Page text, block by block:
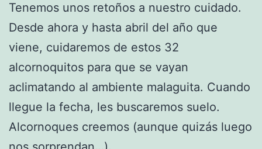
Tenemos unos retoños a nuestro cuidado.
Desde ahora y hasta abril del año que
viene, cuidaremos de estos 32
alcornoquitos para que se vayan
aclimatando al ambiente malaguita. Cuando
llegue la fecha, les buscaremos suelo.
Alcornoques creemos (aunque quizás luego